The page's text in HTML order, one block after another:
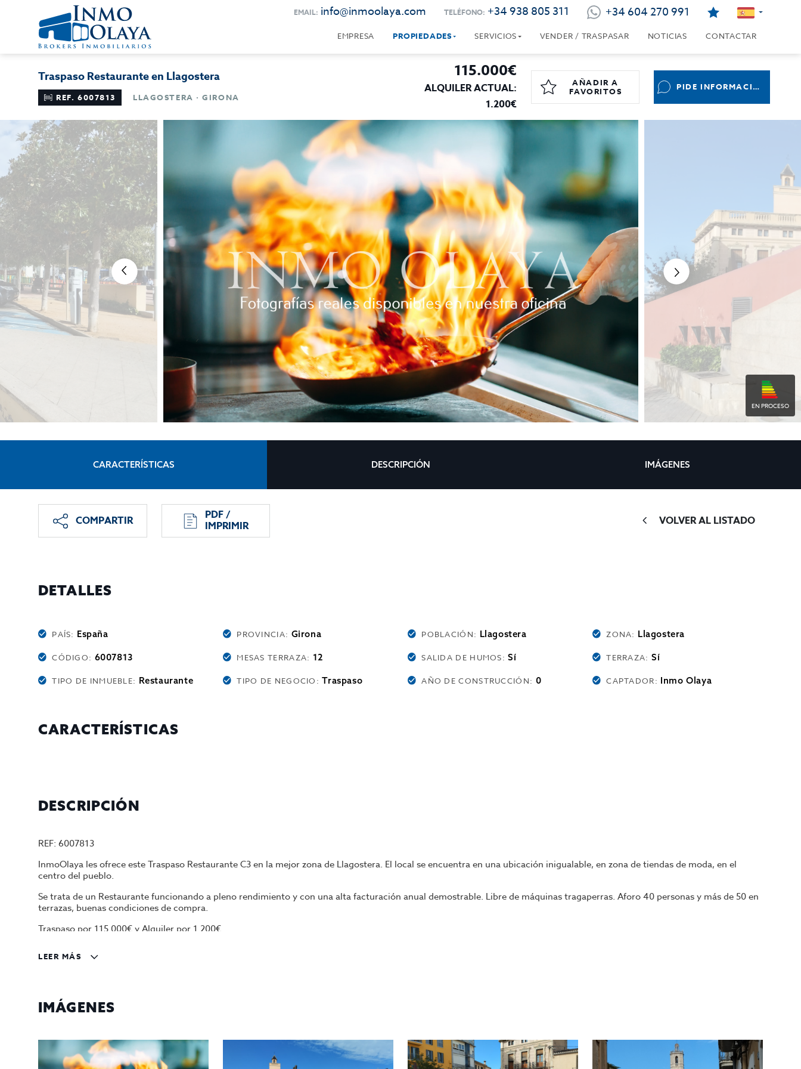
EMAIL: info@inmoolaya.com TELÉFONO: +34 938 805 311 +34 604 270 991
EMPRESA PROPIEDADES SERVICIOS VENDER / TRASPASAR NOTICIAS CONTACTAR
Traspaso Restaurante en Llagostera
REF. 6007813 LLAGOSTERA · GIRONA
115.000€
ALQUILER ACTUAL:
1.200€
AÑADIR A
FAVORITOS
PIDE INFORMACIÓN
EN PROCESO
CARACTERÍSTICAS DESCRIPCIÓN IMÁGENES
COMPARTIR PDF /
IMPRIMIR VOLVER AL LISTADO
DETALLES
PAÍS: España PROVINCIA: Girona POBLACIÓN: Llagostera ZONA: Llagostera
CÓDIGO: 6007813 MESAS TERRAZA: 12 SALIDA DE HUMOS:Sí TERRAZA: Sí
TIPO DE INMUEBLE: Restaurante TIPO DE NEGOCIO:Traspaso AÑO DE CONSTRUCCIÓN: 0 CAPTADOR: Inmo Olaya
CARACTERÍSTICAS
DESCRIPCIÓN
REF: 6007813
InmoOlaya les ofrece este Traspaso Restaurante C3 en la mejor zona de Llagostera. El local se encuentra en una ubicación inigualable, en zona de tiendas de moda, en el
centro del pueblo.
Se trata de un Restaurante funcionando a pleno rendimiento y con una alta facturación anual demostrable. Libre de máquinas tragaperras. Aforo 40 personas y más de 50 en
terrazas, buenas condiciones de compra.
Traspaso por 115.000€ y Alquiler por 1.200€
Gestiona InmoOlaya
LEER MÁS
IMÁGENES